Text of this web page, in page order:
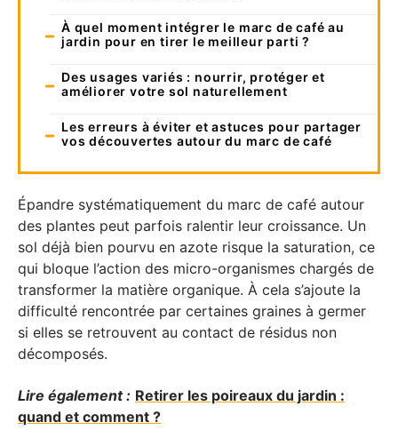
À quel moment intégrer le marc de café au
jardin pour en tirer le meilleur parti ?
Des usages variés : nourrir, protéger et
améliorer votre sol naturellement
Les erreurs à éviter et astuces pour partager
vos découvertes autour du marc de café
Épandre systématiquement du marc de café autour
des plantes peut parfois ralentir leur croissance. Un
sol déjà bien pourvu en azote risque la saturation, ce
qui bloque l’action des micro-organismes chargés de
transformer la matière organique. À cela s’ajoute la
difficulté rencontrée par certaines graines à germer
si elles se retrouvent au contact de résidus non
décomposés.
Lire également : Retirer les poireaux du jardin :
quand et comment ?